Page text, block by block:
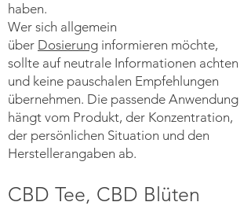
haben.
Wer sich allgemein
über Dosierung informieren möchte,
sollte auf neutrale Informationen achten
und keine pauschalen Empfehlungen
übernehmen. Die passende Anwendung
hängt vom Produkt, der Konzentration,
der persönlichen Situation und den
Herstellerangaben ab.
CBD Tee, CBD Blüten